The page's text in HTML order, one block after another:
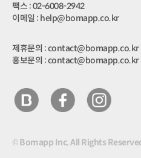
팩스 : 02-6008-2942
이메일 : help@bomapp.co.kr
제휴문의 : contact@bomapp.co.kr
홍보문의 : contact@bomapp.co.kr
© Bomapp Inc. All Rights